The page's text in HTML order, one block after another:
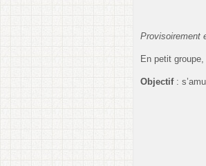
Provisoirement
En petit
Objectif: